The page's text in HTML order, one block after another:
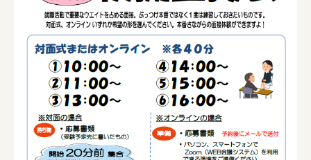
みえで働く先輩ちょこっとインタビュー
三重の就職関連MOVIE
お知らせ
お問い合わせ
個人情報保護方針